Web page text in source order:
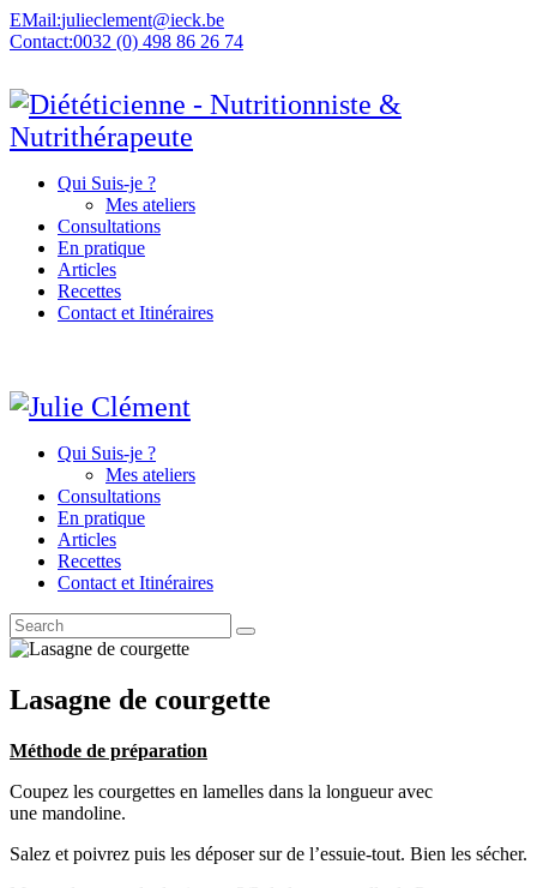
EMail:julieclement@ieck.be
Contact:0032 (0) 498 86 26 74
Qui Suis-je ?
Mes ateliers
Consultations
En pratique
Articles
Recettes
Contact et Itinéraires
Qui Suis-je ?
Mes ateliers
Consultations
En pratique
Articles
Recettes
Contact et Itinéraires
Lasagne de courgette
Méthode de préparation
Coupez les courgettes en lamelles dans la longueur avec
une mandoline.
Salez et poivrez puis les déposer sur de l’essuie-tout. Bien les sécher.